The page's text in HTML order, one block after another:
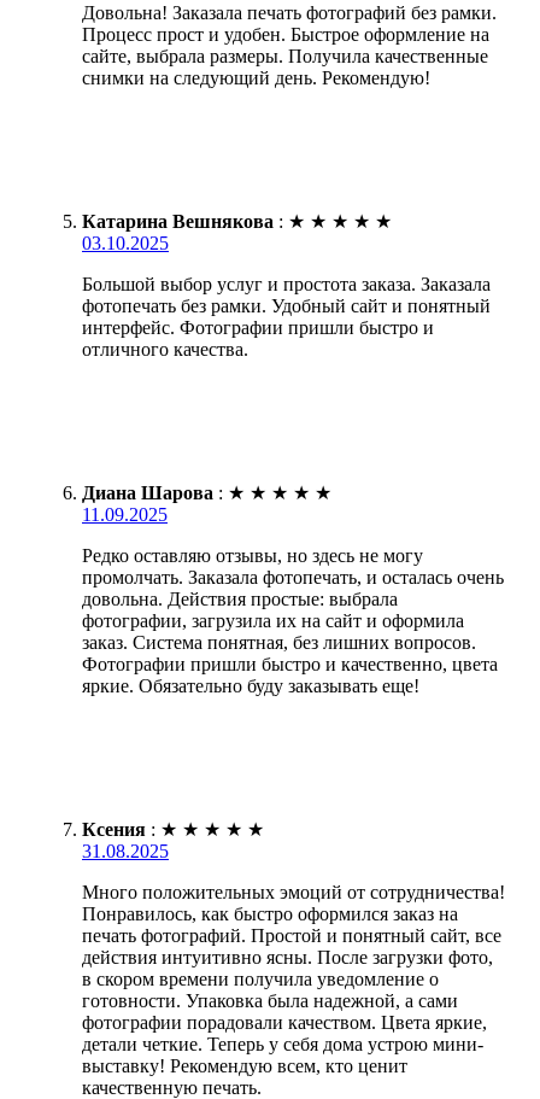
Довольна! Заказала печать фотографий без рамки.
Процесс прост и удобен. Быстрое оформление на
сайте, выбрала размеры. Получила качественные
снимки на следующий день. Рекомендую!
Катарина Вешнякова : ★ ★ ★ ★ ★
03.10.2025
Большой выбор услуг и простота заказа. Заказала
фотопечать без рамки. Удобный сайт и понятный
интерфейс. Фотографии пришли быстро и
отличного качества.
Диана Шарова : ★ ★ ★ ★ ★
11.09.2025
Редко оставляю отзывы, но здесь не могу
промолчать. Заказала фотопечать, и осталась очень
довольна. Действия простые: выбрала
фотографии, загрузила их на сайт и оформила
заказ. Система понятная, без лишних вопросов.
Фотографии пришли быстро и качественно, цвета
яркие. Обязательно буду заказывать еще!
Ксения : ★ ★ ★ ★ ★
31.08.2025
Много положительных эмоций от сотрудничества!
Понравилось, как быстро оформился заказ на
печать фотографий. Простой и понятный сайт, все
действия интуитивно ясны. После загрузки фото,
в скором времени получила уведомление о
готовности. Упаковка была надежной, а сами
фотографии порадовали качеством. Цвета яркие,
детали четкие. Теперь у себя дома устрою мини-
выставку! Рекомендую всем, кто ценит
качественную печать.